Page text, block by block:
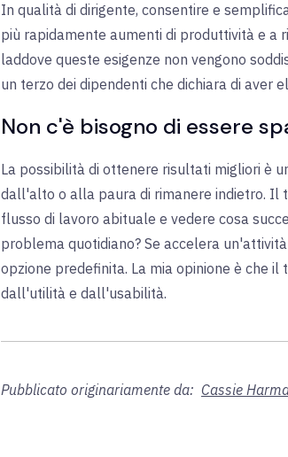
In qualità di dirigente, consentire e
più rapidamente aumenti di produttività e a
laddove queste esigenze non vengono
un terzo dei dipendenti che dichiara di aver
Non c'è bisogno di essere
La possibilità di ottenere risultati migliori è
dall'alto o alla paura di rimanere indietro. Il
flusso di lavoro abituale e vedere cosa
problema quotidiano? Se accelera
opzione predefinita. La mia opinione è che
dall'utilità e dall'usabilità.
Pubblicato originariamente da: Cassie